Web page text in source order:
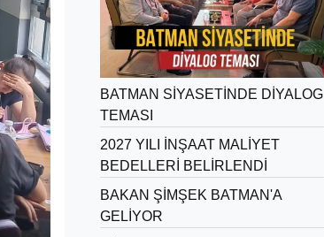
BATMAN SİYASETİNDE DİYALOG
TEMASI
2027 YILI İNŞAAT MALİYET
BEDELLERİ BELİRLENDİ
BAKAN ŞİMŞEK BATMAN'A
GELİYOR